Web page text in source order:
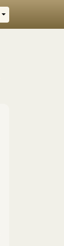
Выбрать область